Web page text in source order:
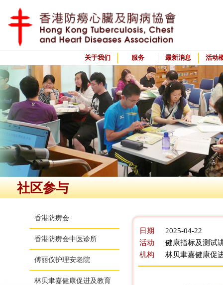
关于我们 服务 最新消息 活动
社区参与
香港防痨会
香港防痨会中医诊所
傅丽仪护理安老院
林贝聿嘉健康促进及教育
日期
2025-04-22
活动
健康指标及测试
机构
林贝聿嘉健康促